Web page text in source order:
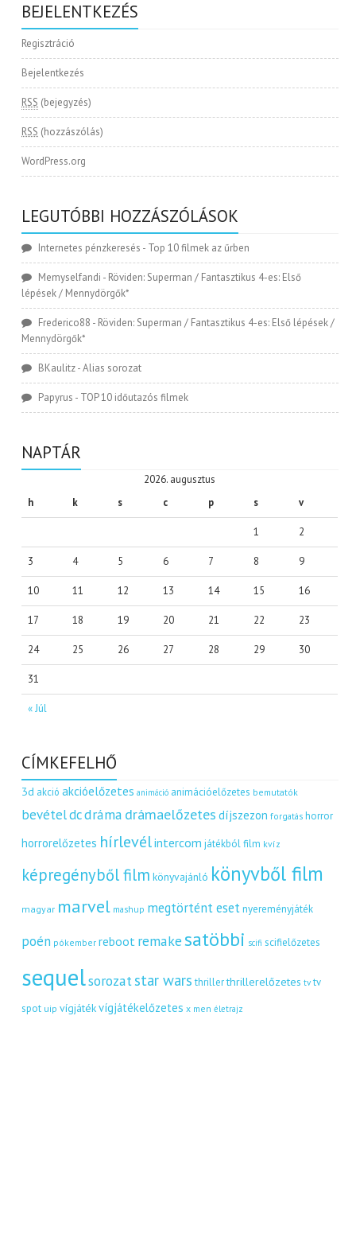
BEJELENTKEZÉS
Regisztráció
Bejelentkezés
RSS (bejegyzés)
RSS (hozzászólás)
WordPress.org
LEGUTÓBBI HOZZÁSZÓLÁSOK
Internetes pénzkeresés - Top 10 filmek az űrben
Memyselfandi - Röviden: Superman / Fantasztikus 4-es: Első
lépések / Mennydörgők*
Frederico88 - Röviden: Superman / Fantasztikus 4-es: Első lépések /
Mennydörgők*
BKaulitz-Alias sorozat
Papyrus - TOP 10 időutazós filmek
NAPTÁR
2026. augusztus
h
k s c p s v
« Júl
1 2
3 4 5 6 7 8 9
10 11 12 13 14 15 16
17 18 19 20 21 22 23
24 25 26 27 28 29 30
31
CÍMKEFELHŐ
3d akció akcióelőzetes animáció animációelőzetes bemutatók
bevételdcdráma drámaelőzetes díjszezon forgatás horror
horrorelőzetes hírlevélintercom játékból film kvíz
képregényből film könyvajánló könyvből film
magyar marvel mashup megtörtént eset nyereményjáték
poén pókember reboot remakesatöbbi scifi scifielőzetes
sequelsorozatstar wars thriller thrillerelőzetes tv tv
spot uip vígjátékvígjátékelőzetes x men életrajz